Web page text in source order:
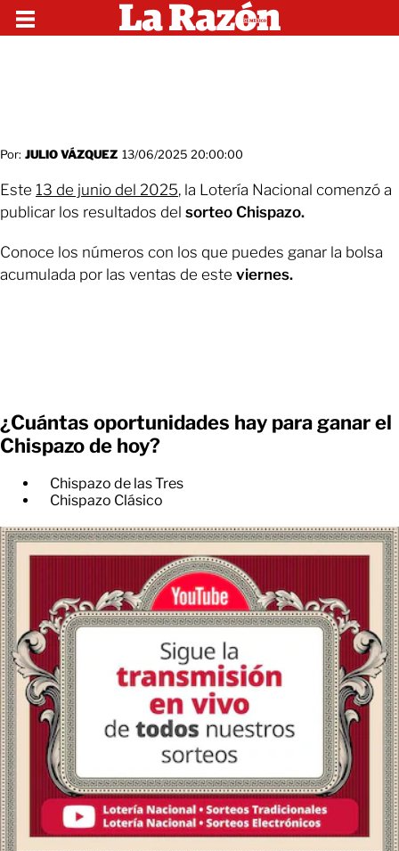
Por: JULIO VÁZQUEZ 13/06/2025 20:00:00
Este 13 de junio del 2025, la Lotería Nacional comenzó a
publicar los resultados del sorteo Chispazo.
Conoce los números con los que puedes ganar la bolsa
acumulada por las ventas de este viernes.
¿Cuántas oportunidades hay para ganar el
Chispazo de hoy?
Chispazo de las Tres
Chispazo Clásico